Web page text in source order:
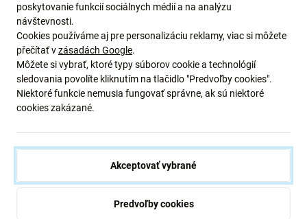
Nízka cena
Použitie technológie LCD
Nevýhody:
Menšia zobrazovacia plocha
Trochu vyšší spodný okraj
Nie je možné zobraziť skutočnú čiernu
Znížený jas
Nižšie rozlíšenie
Nižšia spoľahlivosť
Širší rám okolo displeja
poskytovanie funkcií sociálnych médií a na analýzu
návštevnosti.
Cookies používáme aj pre personalizáciu reklamy, viac si môžete
přečítať vzásadách Google.
Môžete si vybrať, ktoré typy súborov cookie a technológií
sledovania povolíte kliknutím na tlačidlo "Predvoľby cookies".
Niektoré funkcie nemusia fungovať správne, ak sú niektoré
cookies zakázané.
Akceptovať vybrané
Predvoľby cookies